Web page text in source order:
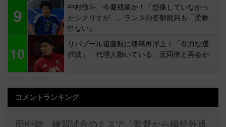
9
中村敬斗、今夏残留か！「想像していなかっ
たシナリオが…」ランスの姿勢批判も「柔軟
性ない」
10
リバプール遠藤航に移籍再浮上！「有力な選
択肢」「代理人動いている」元同僚と再会か
コメントランキング
田中碧、練習試合のミスで「監督から構想外通